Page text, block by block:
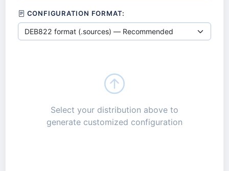
CONFIGURATION FORMAT:
Select your distribution above to
generate customized configuration